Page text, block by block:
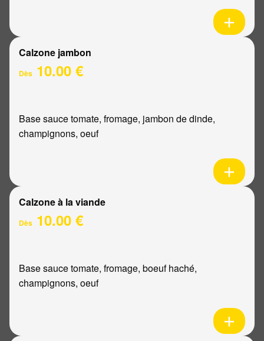
Calzone jambon
Dès 10.00 €
Base sauce tomate, fromage, jambon de dinde,
champignons, oeuf
Calzone à la viande
Dès 10.00 €
Base sauce tomate, fromage, boeuf haché,
champignons, oeuf